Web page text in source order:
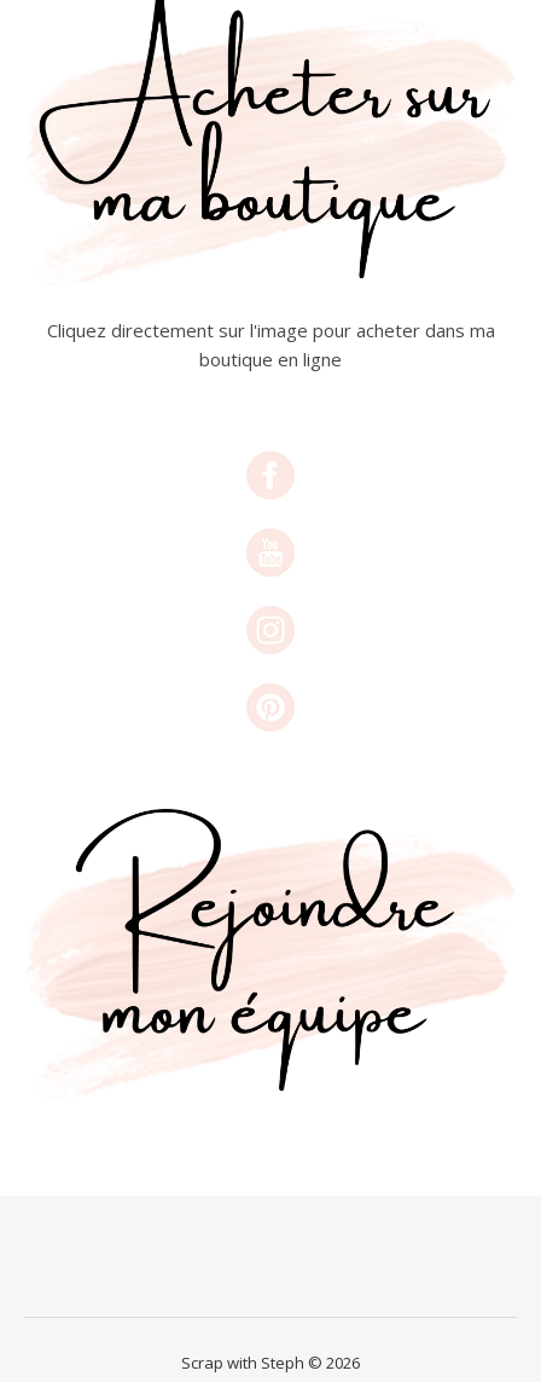
Cliquez directement sur l'image pour acheter dans ma
boutique en ligne
Scrap with Steph © 2026